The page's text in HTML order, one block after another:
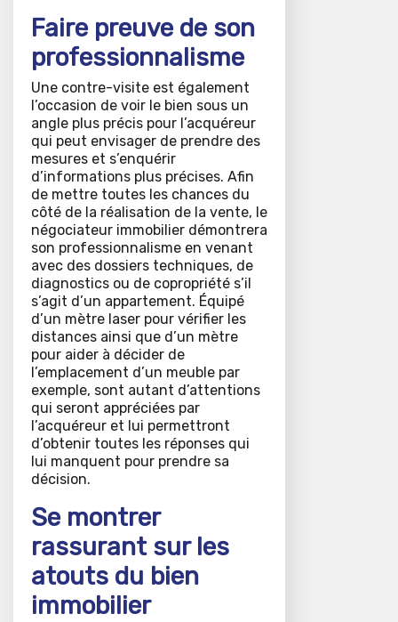
Faire preuve de son
professionnalisme
Une contre-visite est également
l’occasion de voir le bien sous un
angle plus précis pour l’acquéreur
qui peut envisager de prendre des
mesures et s’enquérir
d’informations plus précises. Afin
de mettre toutes les chances du
côté de la réalisation de la vente, le
négociateur immobilier démontrera
son professionnalisme en venant
avec des dossiers techniques, de
diagnostics ou de copropriété s’il
s’agit d’un appartement. Équipé
d’un mètre laser pour vérifier les
distances ainsi que d’un mètre
pour aider à décider de
l’emplacement d’un meuble par
exemple, sont autant d’attentions
qui seront appréciées par
l’acquéreur et lui permettront
d’obtenir toutes les réponses qui
lui manquent pour prendre sa
décision.
Se montrer
rassurant sur les
atouts du bien
immobilier